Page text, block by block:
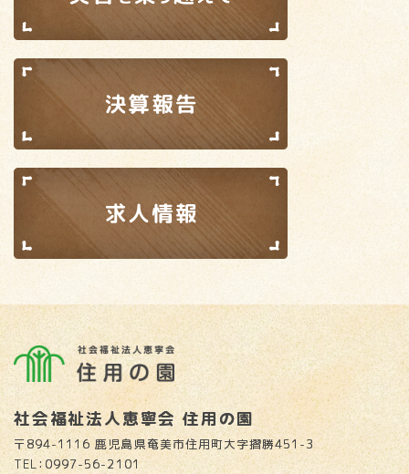
社会福祉法人恵寧会 住用の園
〒894-1116 鹿児島県奄美市住用町大字摺勝451-3
TEL：0997-56-2101